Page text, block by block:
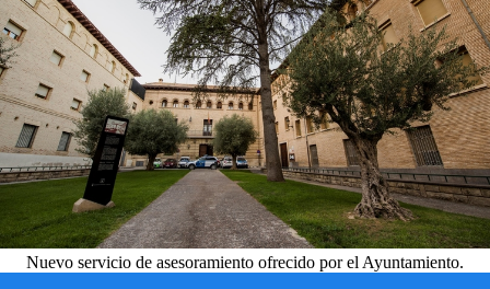
Nuevo servicio de asesoramiento ofrecido por el Ayuntamiento.